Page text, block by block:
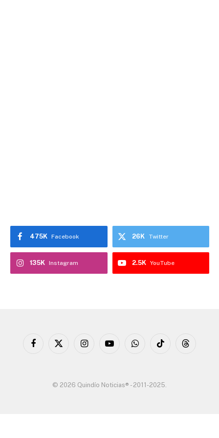
Facebook
475K Twitter
26K
Instagram
135K YouTube
2.5K
Facebook
X
InstagramYouTubeWhatsAppTikTok Threads
© 2026 Quindío Noticias® - 2011-2025.